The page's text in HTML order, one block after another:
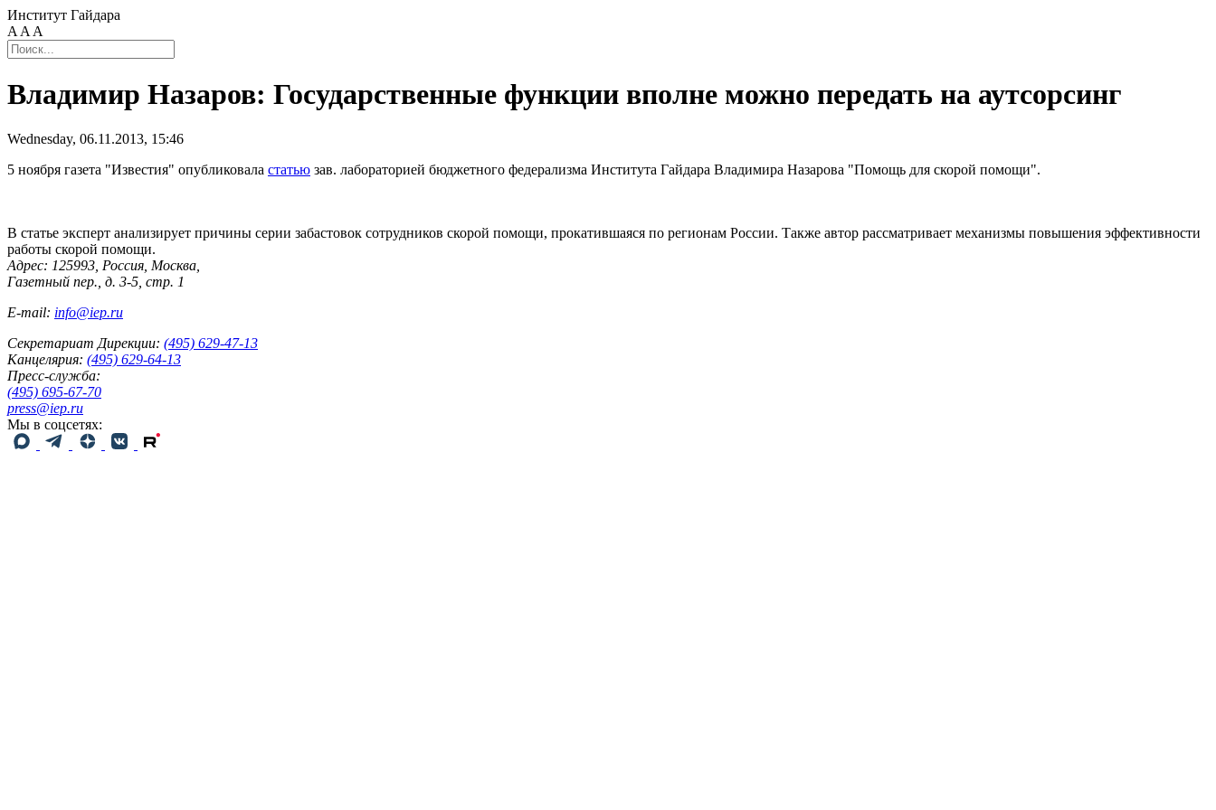
Институт Гайдара
A A A
Владимир Назаров: Государственные функции вполне можно передать на аутсорсинг
Wednesday, 06.11.2013, 15:46
5 ноября газета "Известия" опубликовала статью зав. лабораторией бюджетного федерализма Института Гайдара Владимира Назарова "Помощь для скорой помощи".
В статье эксперт анализирует причины серии забастовок сотрудников скорой помощи, прокатившаяся по регионам России. Также автор рассматривает механизмы повышения эффективности
работы скорой помощи.
Адрес: 125993, Россия, Москва,
Газетный пер., д. 3-5, стр. 1
E-mail: info@iep.ru
Секретариат Дирекции: (495) 629-47-13
Канцелярия: (495) 629-64-13
Пресс-служба:
(495) 695-67-70
press@iep.ru
Мы в соцсетях: